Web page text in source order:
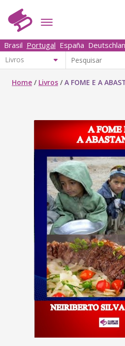
Brasil Portugal España
Home / Livros /A FOME E A